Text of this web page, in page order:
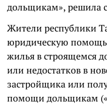
дольщикам», решила
Жители республики
юридическую помощь
жилья в строящемся
или недостатков в
застройщика или
помощи дольщикам